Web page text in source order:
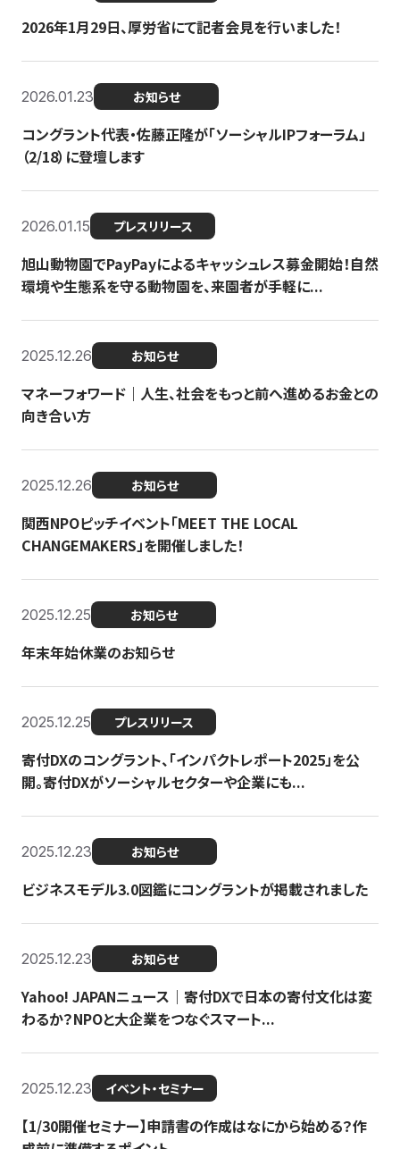
2026年1月29日、厚労省にて記者会見を行いました！
2026.01.23 お知らせ
コングラント代表・佐藤正隆が「ソーシャルIPフォーラム」
（2/18）に登壇します
2026.01.15 プレスリリース
旭山動物園でPayPayによるキャッシュレス募金開始！自然
環境や生態系を守る動物園を、来園者が手軽に...
2025.12.26 お知らせ
マネーフォワード｜人生、社会をもっと前へ進めるお金との
向き合い方
2025.12.26 お知らせ
関西NPOピッチイベント「MEET THE LOCAL
CHANGEMAKERS」を開催しました！
2025.12.25 お知らせ
年末年始休業のお知らせ
2025.12.25 プレスリリース
寄付DXのコングラント、「インパクトレポート2025」を公
開。寄付DXがソーシャルセクターや企業にも...
2025.12.23 お知らせ
ビジネスモデル3.0図鑑にコングラントが掲載されました
2025.12.23 お知らせ
Yahoo! JAPANニュース｜寄付DXで日本の寄付文化は変
わるか？NPOと大企業をつなぐスマート...
2025.12.23 イベント・セミナー
【1/30開催セミナー】申請書の作成はなにから始める？作